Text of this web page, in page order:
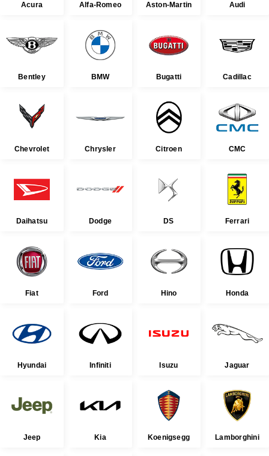
Acura Alfa-Romeo Aston-Martin Audi
Bentley BMW Bugatti Cadillac
Chevrolet Chrysler Citroen CMC
Daihatsu Dodge DS Ferrari
Fiat Ford Hino Honda
Hyundai Infiniti Isuzu Jaguar
Jeep Kia Koenigsegg Lamborghini